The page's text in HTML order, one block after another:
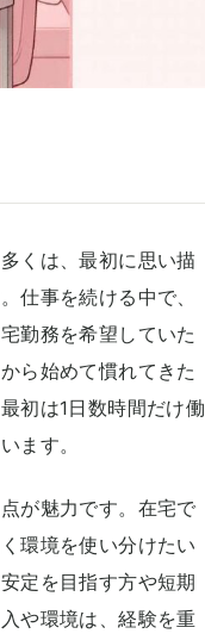
くは、最初に思い描
仕事を続ける中で、
勤務を希望していた
ら始めて慣れてきた
初は1日数時間だけ働
ます。
が魅力です。在宅で
環境を使い分けたい
定を目指す方や短期
や環境は、経験を重